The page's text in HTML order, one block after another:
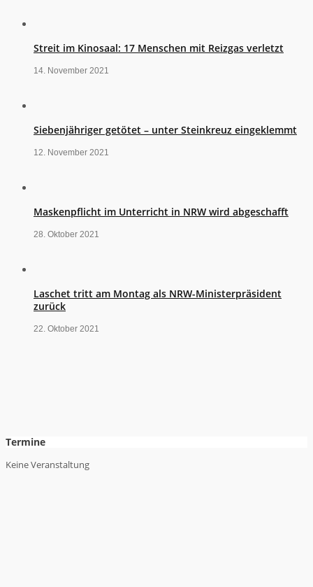
Streit im Kinosaal: 17 Menschen mit Reizgas verletzt
14. November 2021
Siebenjähriger getötet – unter Steinkreuz eingeklemmt
12. November 2021
Maskenpflicht im Unterricht in NRW wird abgeschafft
28. Oktober 2021
Laschet tritt am Montag als NRW-Ministerpräsident
zurück
22. Oktober 2021
Termine
Keine Veranstaltung